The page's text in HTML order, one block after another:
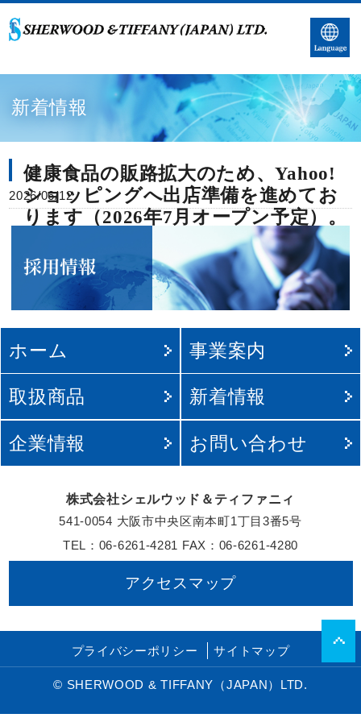
健康食品の販路拡大のた
ショッピングへ出店準備
ります（2026年7月オー
2026/06/12
ホーム 事業案
取扱商品 新着情
企業情報 お問
株式会社シェルウッド＆ティ